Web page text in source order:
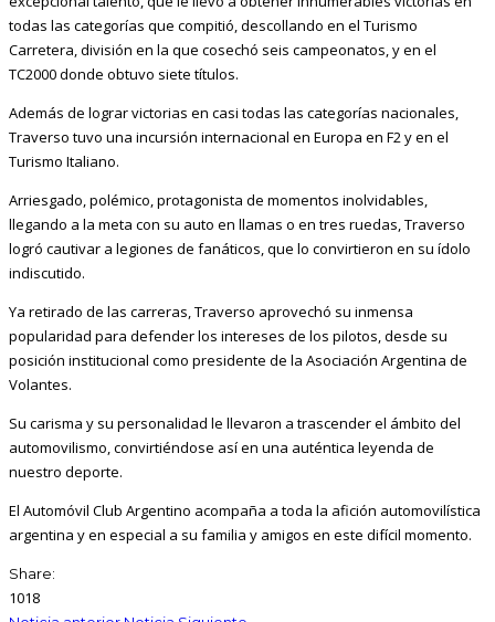
todas las categorías que compitió, descollando en el Turismo
Carretera, división en la que cosechó seis campeonatos, y en el
TC2000 donde obtuvo siete títulos.
Además de lograr victorias en casi todas las categorías nacionales,
Traverso tuvo una incursión internacional en Europa en F2 y en el
Turismo Italiano.
Arriesgado, polémico, protagonista de momentos inolvidables,
llegando a la meta con su auto en llamas o en tres ruedas, Traverso
logró cautivar a legiones de fanáticos, que lo convirtieron en su ídolo
indiscutido.
Ya retirado de las carreras, Traverso aprovechó su inmensa
popularidad para defender los intereses de los pilotos, desde su
posición institucional como presidente de la Asociación Argentina de
Volantes.
Su carisma y su personalidad le llevaron a trascender el ámbito del
automovilismo, convirtiéndose así en una auténtica leyenda de
nuestro deporte.
El Automóvil Club Argentino acompaña a toda la afición automovilística
argentina y en especial a su familia y amigos en este difícil momento.
Share:
1018